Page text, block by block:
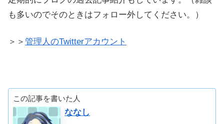
も多いのでそのときはフォロー外してください。）
＞＞ 管理人のTwitterアカウント
この記事を書いた人
ななし